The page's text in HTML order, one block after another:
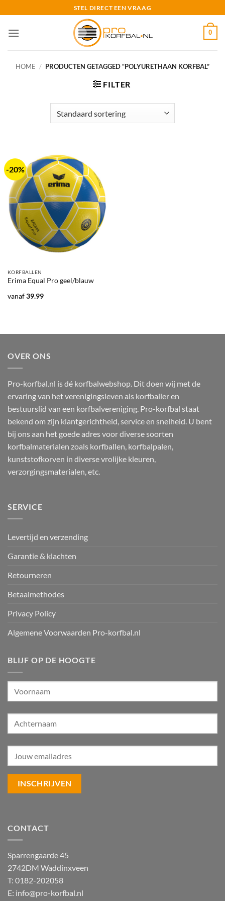
naar
inhoud
STEL DIRECT EEN VRAAG
0
HOME / PRODUCTEN GETAGGED “POLYURETHAAN KORFBAL”
FILTER
-20%
KORFBALLEN
Erima Equal Pro geel/blauw
vanaf39.99
OVER ONS
Pro-korfbal.nl is dé korfbalwebshop. Dit doen wij met de
ervaring van het verenigingsleven als korfballer en
bestuurslid van een korfbalvereniging. Pro-korfbal staat
bekend om zijn klantgerichtheid, service en snelheid. U bent
bij ons aan het goede adres voor diverse soorten
korfbalmaterialen zoals korfballen, korfbalpalen,
kunststofkorven in diverse vrolijke kleuren,
verzorgingsmaterialen, etc.
SERVICE
Levertijd en verzending
Garantie & klachten
Retourneren
Betaalmethodes
Privacy Policy
Algemene Voorwaarden Pro-korfbal.nl
BLIJF OP DE HOOGTE
CONTACT
Sparrengaarde 45
2742DM Waddinxveen
T: 0182-202058
E: info@pro-korfbal.nl